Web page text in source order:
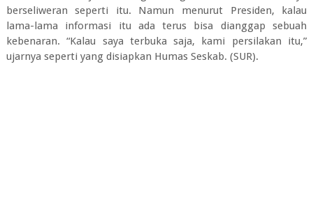
berseliweran seperti itu. Namun menurut Presiden, kalau
lama-lama informasi itu ada terus bisa dianggap sebuah
kebenaran. “Kalau saya terbuka saja, kami persilakan itu,”
ujarnya seperti yang disiapkan Humas Seskab. (SUR).